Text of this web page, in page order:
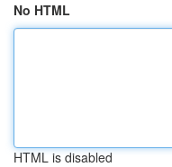
No HTML
HTML is disabled